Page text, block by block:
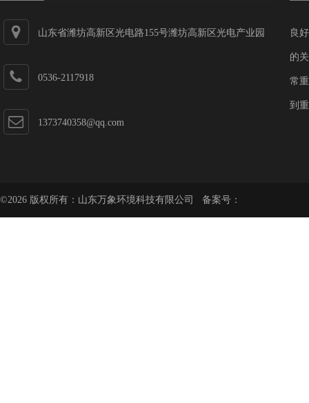
山东省潍坊高新区光电路155号潍坊高新区光电产业园
0536-2117918
1373740358@qq.com
良
的
常
到
©2026 版权所有：山东万象环境科技有限公司 备案号：